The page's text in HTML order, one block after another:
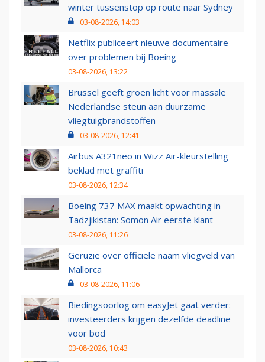
winter tussenstop op route naar Sydney
03-08-2026, 14:03
Netflix publiceert nieuwe documentaire
over problemen bij Boeing
03-08-2026, 13:22
Brussel geeft groen licht voor massale
Nederlandse steun aan duurzame
vliegtuigbrandstoffen
03-08-2026, 12:41
Airbus A321neo in Wizz Air-kleurstelling
beklad met graffiti
03-08-2026, 12:34
Boeing 737 MAX maakt opwachting in
Tadzjikistan: Somon Air eerste klant
03-08-2026, 11:26
Geruzie over officiële naam vliegveld van
Mallorca
03-08-2026, 11:06
Biedingsoorlog om easyJet gaat verder:
investeerders krijgen dezelfde deadline
voor bod
03-08-2026, 10:43